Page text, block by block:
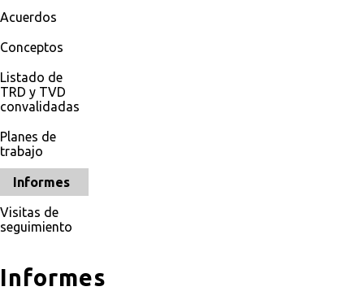
Acuerdos
Conceptos
Listado de
TRD y TVD
convalidadas
Planes de
trabajo
Informes
Visitas de
seguimiento
Informes